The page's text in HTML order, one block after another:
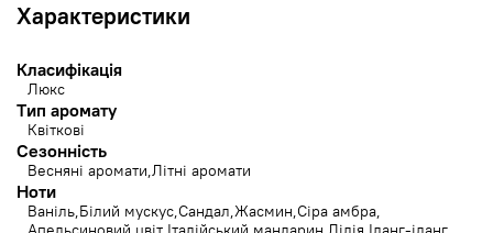
Характеристики
Класифікація
Люкс
Тип аромату
Квіткові
Сезонність
Весняні аромати Літні аромати
Ноти
Ваніль Білий мускус Сандал Жасмин Сіра амбра